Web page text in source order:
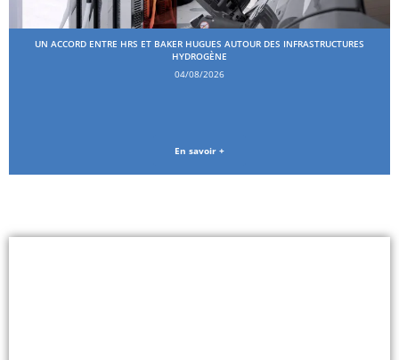
UN ACCORD ENTRE HRS ET BAKER HUGUES AUTOUR DES INFRASTRUCTURES
HYDROGÈNE
04/08/2026
En savoir +